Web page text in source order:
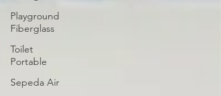
Playground
Fiberglass
Toilet
Portable
Sepeda Air